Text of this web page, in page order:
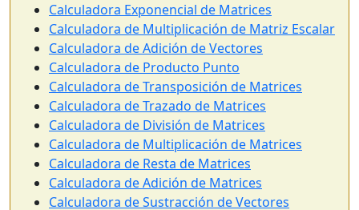
Calculadora Exponencial de Matrices
Calculadora de Multiplicación de Matriz Escalar
Calculadora de Adición de Vectores
Calculadora de Producto Punto
Calculadora de Transposición de Matrices
Calculadora de Trazado de Matrices
Calculadora de División de Matrices
Calculadora de Multiplicación de Matrices
Calculadora de Resta de Matrices
Calculadora de Adición de Matrices
Calculadora de Sustracción de Vectores